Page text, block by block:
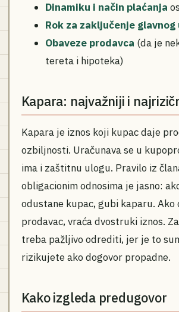
Dinamiku i način plaćanja
Rok za zaključenje glavnog
Obaveze prodavca (da je
tereta i hipoteka)
Kapara: najvažniji i
Kapara je iznos koji kupac daje
ozbiljnosti. Uračunava se u
ima i zaštitnu ulogu. Pravilo iz
obligacionim odnosima je jasno:
odustane kupac, gubi kaparu. Ako
prodavac, vraća dvostruki iznos.
treba pažljivo odrediti, jer je to
rizikujete ako dogovor propadne.
Kako izgleda predugovor